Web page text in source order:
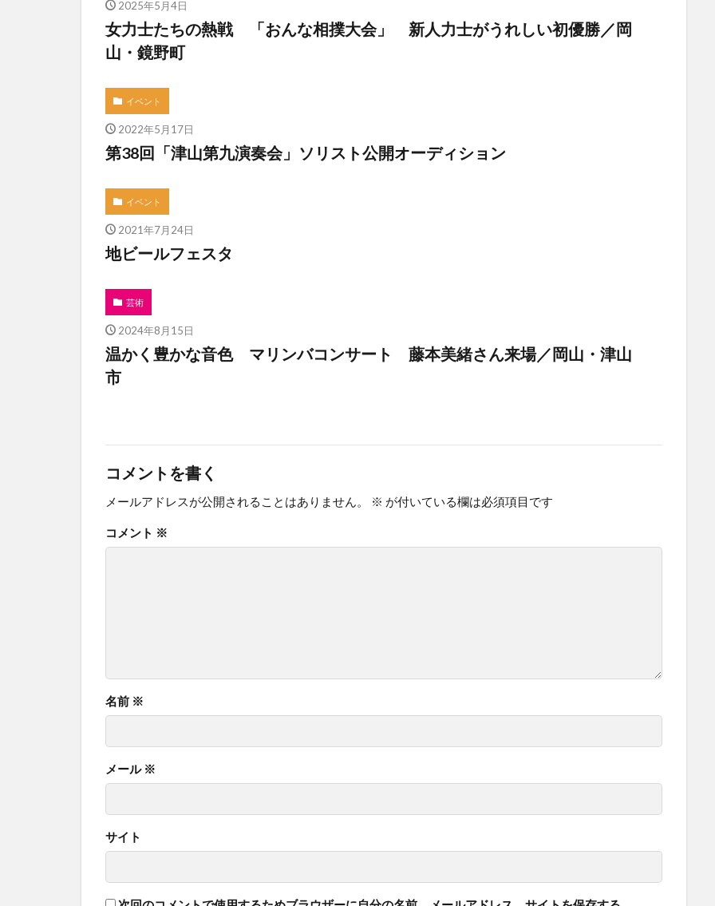
2025年5月4日
女力士たちの熱戦 「おんな相撲大会」 新人力士がうれしい初優勝／岡
山・鏡野町
イベント
2022年5月17日
第38回「津山第九演奏会」ソリスト公開オーディション
イベント
2021年7月24日
地ビールフェスタ
芸術
2024年8月15日
温かく豊かな音色 マリンバコンサート 藤本美緒さん来場／岡山・津山
市
コメントを書く
メールアドレスが公開されることはありません。 ※ が付いている欄は必須項目です
コメント ※
名前 ※
メール ※
サイト